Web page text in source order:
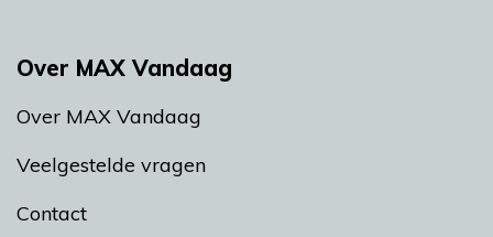
Over MAX Vandaag
Over MAX Vandaag
Veelgestelde vragen
Contact